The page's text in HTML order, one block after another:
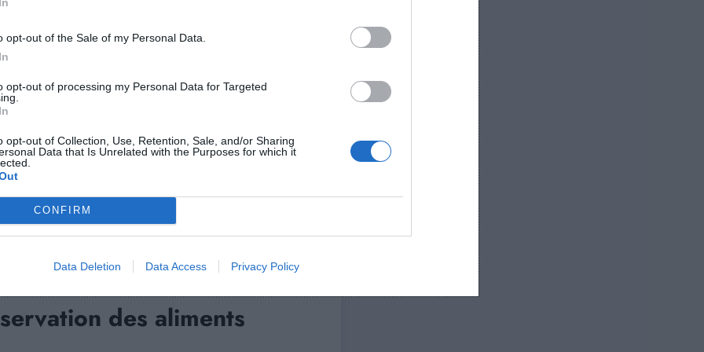
opt-out of the Sale of my Personal Data.
opt-out of processing my Personal Data for Targeted
opt-out of Collection, Use, Retention, Sale, and/or Sharing
Data that Is Unrelated with the Purposes for which it
CONFIRM
Data Deletion Data Access Privacy Policy
éviter le gaspillage.
de la chapelure ou une salade « panzanella ».
et bouillons maison
de viande pour faire des bouillons ou des soupes
parties comestibles.
des aliments